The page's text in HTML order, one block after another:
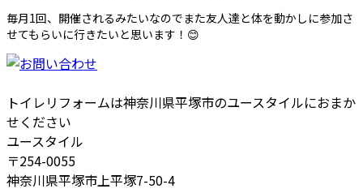
毎月1回、開催されるみたいなのでまた友人達と体を動かしに参加さ
せてもらいに行きたいと思います！😊
トイレリフォームは神奈川県平塚市のユースタイルにおまか
せください
ユースタイル
〒254-0055
神奈川県平塚市上平塚7-50-4